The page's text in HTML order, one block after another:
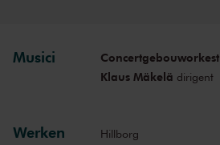
Musici
Concertgebouworkest
Klaus Mäkelä dirigent
Werken Hillborg